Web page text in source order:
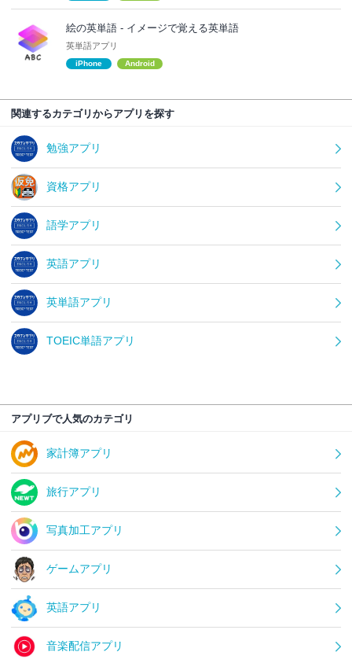
絵の英単語 - イメージで覚える英単語
英単語アプリ
iPhone Android
関連するカテゴリからアプリを探す
勉強アプリ
資格アプリ
語学アプリ
英語アプリ
英単語アプリ
TOEIC単語アプリ
アプリブで人気のカテゴリ
家計簿アプリ
旅行アプリ
写真加工アプリ
ゲームアプリ
英語アプリ
音楽配信アプリ